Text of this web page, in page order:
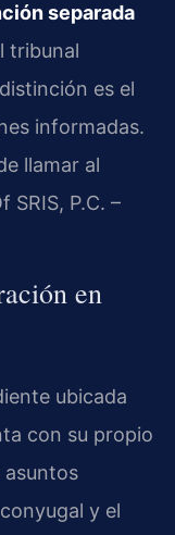
separada
tribunal
es el
informadas.
llamar al
SRIS, P.C. –
en
ubicada
con su propio
asuntos
y el